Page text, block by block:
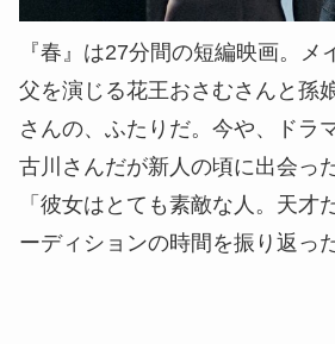
『春』は27分間の短編映画。メ
父を演じる花王おさむさんと孫
さんの、ふたりだ。今や、ドラ
古川さんだが新人の頃に出会っ
「彼女はとても素敵な人。天才
ーディションの時間を振り返った